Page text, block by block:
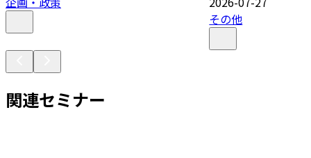
その他
関連セミナー